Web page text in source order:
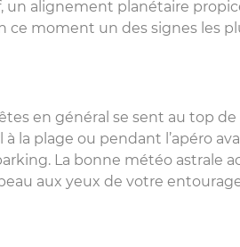
un alignement planétaire
ce moment un des signes les
en général se sent au top
la plage ou pendant l’apéro
La bonne météo astrale
aux yeux de votre